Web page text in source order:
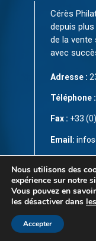
Cérès
depuis
de la
avec
Adresse :
Téléphone :
Fax : +33
Email:
CGV
Contact
Nous utilisons des
expérience sur notre
Vous pouvez en
les désactiver dans
Accepter